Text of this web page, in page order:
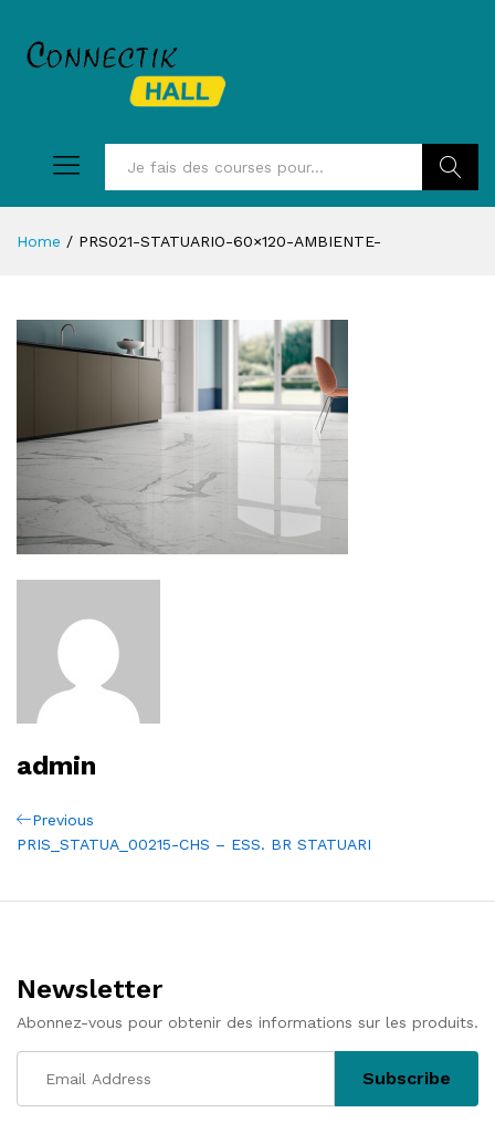
Home / PRS021-STATUARIO-60×120-AMBIENTE-
admin
Navigation
l’article
Previous
Post
Previous
PRIS_STATUA_00215-CHS – ESS. BR STATUARI
Newsletter
Abonnez-vous pour obtenir des informations sur les produits.